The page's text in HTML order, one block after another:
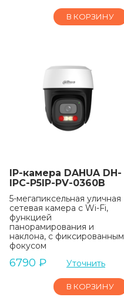
В КОРЗИНУ
IP-камера DAHUA DH-
IPC-P5IP-PV-0360B
5-мегапиксельная уличная
сетевая камера с Wi-Fi,
функцией
панорамирования и
наклона, с фиксированным
фокусом
6790 ₽ Уточнить
В КОРЗИНУ